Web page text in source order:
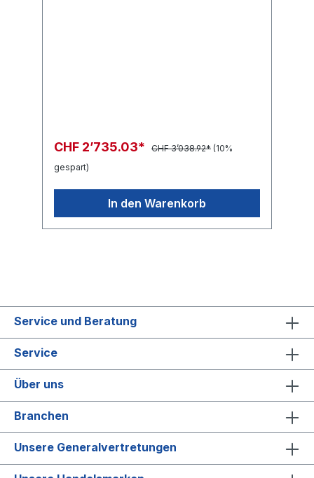
CHF 2’735.03* CHF 3’038.92* (10%
gespart)
In den Warenkorb
Service und Beratung
Service
Über uns
Branchen
Unsere Generalvertretungen